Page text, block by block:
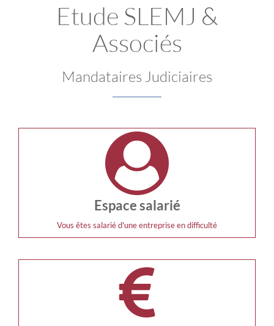
Etude SLEMJ &
Associés
Mandataires Judiciaires
Espace salarié
Vous êtes salarié d'une entreprise en difficulté